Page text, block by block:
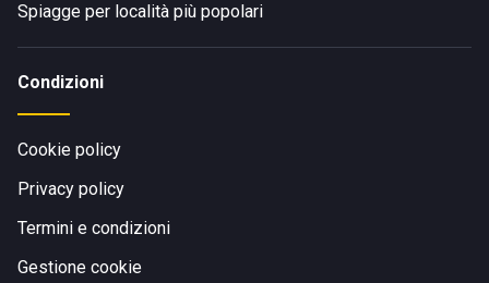
Spiagge per località più popolari
Condizioni
Cookie policy
Privacy policy
Termini e condizioni
Gestione cookie